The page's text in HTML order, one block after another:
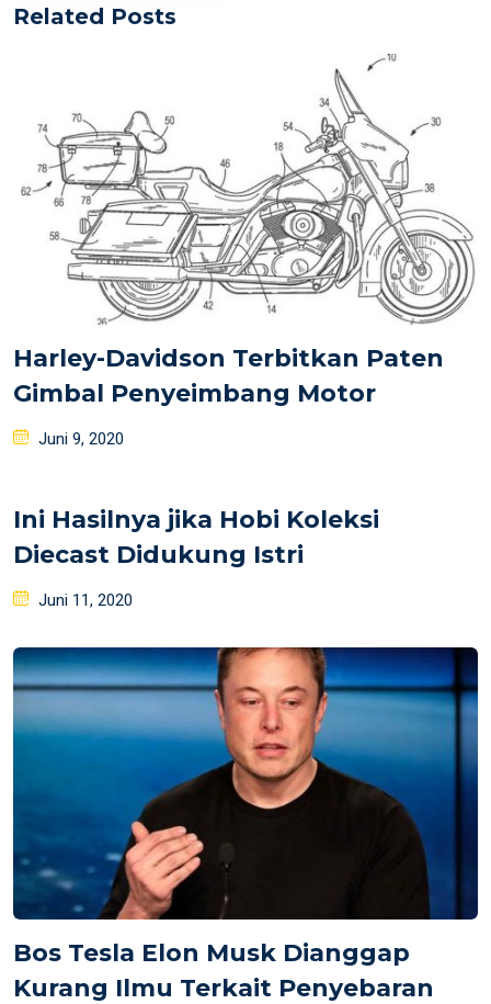
Related Posts
Harley-Davidson Terbitkan Paten
Gimbal Penyeimbang Motor
Posted
Juni 9, 2020
Ini Hasilnya jika Hobi Koleksi
Diecast Didukung Istri
Posted
Juni 11, 2020
Bos Tesla Elon Musk Dianggap
Kurang Ilmu Terkait Penyebaran